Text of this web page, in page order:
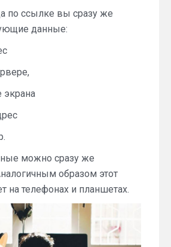
по ссылке вы сразу же
данные:
экрана
можно сразу же
образом этот
на телефонах и планшетах.